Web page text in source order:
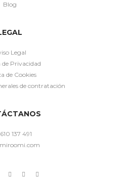
Blog
Legal
de Privacidad
de Cookies
de contratación
137 491